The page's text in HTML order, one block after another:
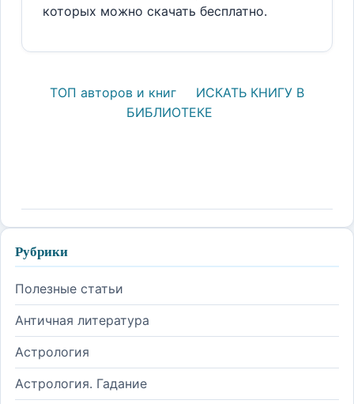
которых можно скачать бесплатно.
ТОП авторов и книг
ИСКАТЬ КНИГУ В
БИБЛИОТЕКЕ
Рубрики
Полезные статьи
Античная литература
Астрология
Астрология. Гадание